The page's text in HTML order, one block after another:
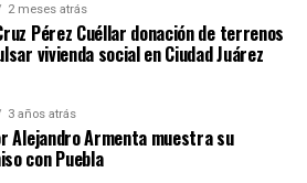
2 meses atrás
Pérez Cuéllar donación de terrenos
vivienda social en Ciudad Juárez
3 años atrás
Alejandro Armenta muestra su
con Puebla